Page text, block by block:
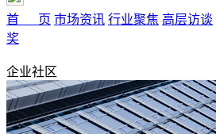
首 页 市场资讯 行业聚焦 高层访谈
奖
企业社区